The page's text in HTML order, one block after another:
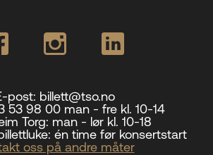
post: billett@tso.no
53 98 00 man - fre kl. 10-14
Torg: man - lør kl. 10-18
én time før konsertstart
oss på andre måter